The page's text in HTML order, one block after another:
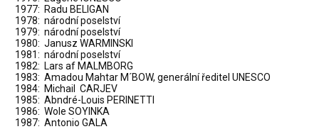
1977: Radu BELIGAN
1978: národní poselství
1979: národní poselství
1980: Janusz WARMINSKI
1981: národní poselství
1982: Lars af MALMBORG
1983: Amadou Mahtar M´BOW, generální ředitel UNESCO
1984: Michail CARJEV
1985: Abndré-Louis PERINETTI
1986: Wole SOYINKA
1987: Antonio GALA